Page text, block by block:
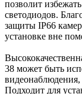
позволит
светодиодов.
защиты IP66
установке вне
38 может быть
Подходит для